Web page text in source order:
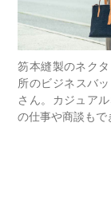
笏本縫製のネク
所のビジネスバ
さん。カジュア
の仕事や商談もで